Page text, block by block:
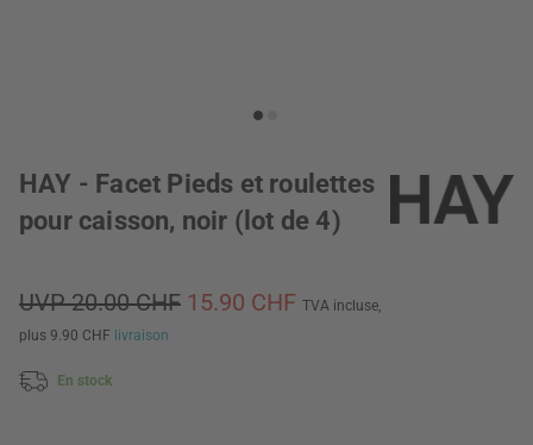
HAY - Facet Pieds et roulettes
pour caisson, noir (lot de 4)
UVP 20.00 CHF 15.90 CHF TVA incluse,
plus 9.90 CHF livraison
En stock